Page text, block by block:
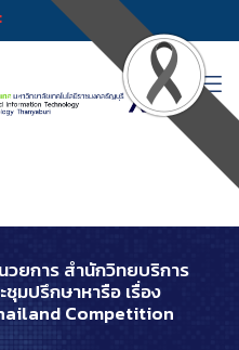
วยการ สำนักวิทยบริการ
ชุมปรึกษาหารือ เรื่อง
Competition